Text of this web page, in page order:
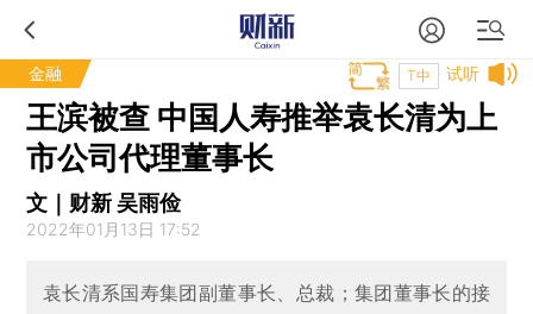
金融 试听
T中
王滨被查 中国人寿推举袁长清为上
市公司代理董事长
文｜财新 吴雨俭
2022年01月13日 17:52
袁长清系国寿集团副董事长、总裁；集团董事长的接